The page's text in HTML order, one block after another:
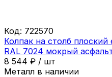
Код: 722570
Колпак на столб
RAL 7024 мокрый
8 544 ₽ / шт
Металл в наличии